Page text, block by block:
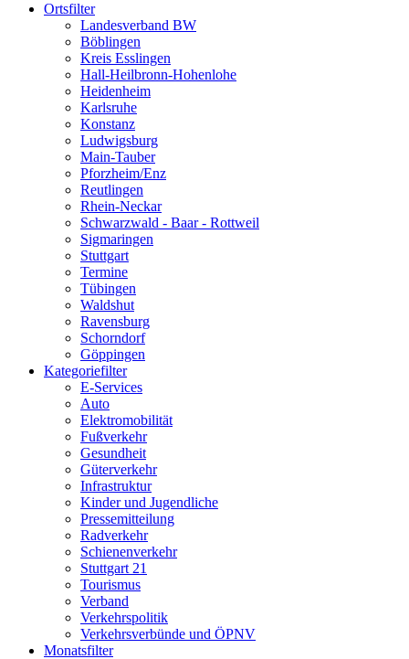
Ortsfilter
Landesverband BW
Böblingen
Kreis Esslingen
Hall-Heilbronn-Hohenlohe
Heidenheim
Karlsruhe
Konstanz
Ludwigsburg
Main-Tauber
Pforzheim/Enz
Reutlingen
Rhein-Neckar
Schwarzwald - Baar - Rottweil
Sigmaringen
Stuttgart
Termine
Tübingen
Waldshut
Ravensburg
Schorndorf
Göppingen
Kategoriefilter
E-Services
Auto
Elektromobilität
Fußverkehr
Gesundheit
Güterverkehr
Infrastruktur
Kinder und Jugendliche
Pressemitteilung
Radverkehr
Schienenverkehr
Stuttgart 21
Tourismus
Verband
Verkehrspolitik
Verkehrsverbünde und ÖPNV
Monatsfilter